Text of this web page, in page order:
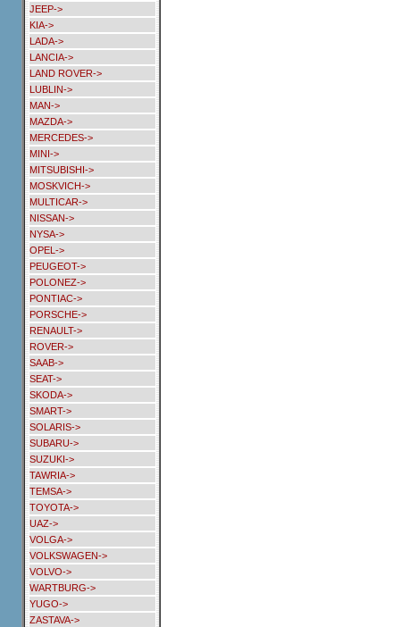
JEEP->
KIA->
LADA->
LANCIA->
LAND ROVER->
LUBLIN->
MAN->
MAZDA->
MERCEDES->
MINI->
MITSUBISHI->
MOSKVICH->
MULTICAR->
NISSAN->
NYSA->
OPEL->
PEUGEOT->
POLONEZ->
PONTIAC->
PORSCHE->
RENAULT->
ROVER->
SAAB->
SEAT->
SKODA->
SMART->
SOLARIS->
SUBARU->
SUZUKI->
TAWRIA->
TEMSA->
TOYOTA->
UAZ->
VOLGA->
VOLKSWAGEN->
VOLVO->
WARTBURG->
YUGO->
ZASTAVA->